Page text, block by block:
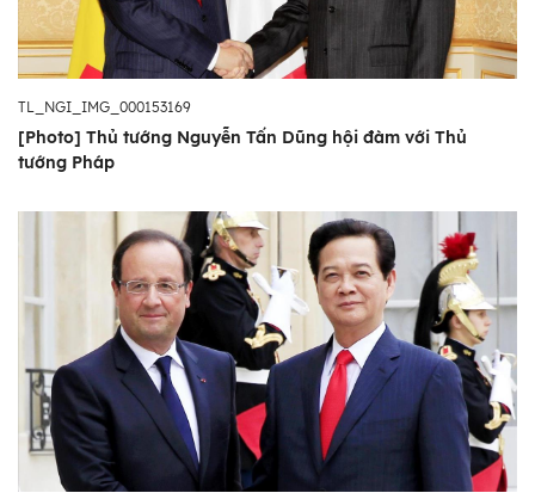
TL_NGI_IMG_000153169
[Photo] Thủ tướng Nguyễn Tấn Dũng hội đàm với Thủ
tướng Pháp